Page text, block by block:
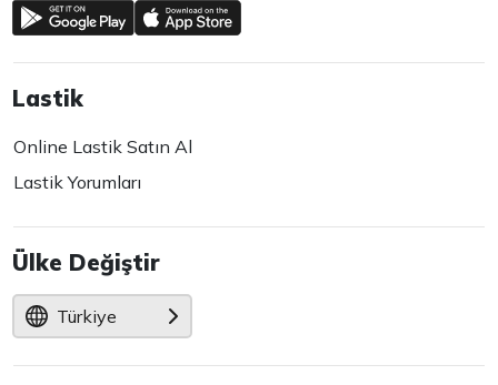
Lastik
Online Lastik Satın Al
Lastik Yorumları
Ülke Değiştir
Türkiye